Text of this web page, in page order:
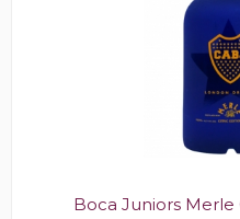
Boca Juniors Merle